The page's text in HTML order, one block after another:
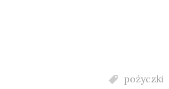
pożyczki